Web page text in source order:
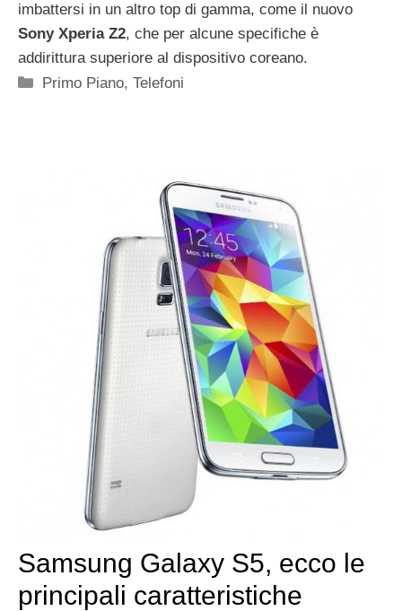
imbattersi in un altro top di gamma, come il nuovo
Sony Xperia Z2, che per alcune specifiche è
addirittura superiore al dispositivo coreano.
Categorie
Primo Piano,Telefoni
Samsung Galaxy S5, ecco le
principali caratteristiche